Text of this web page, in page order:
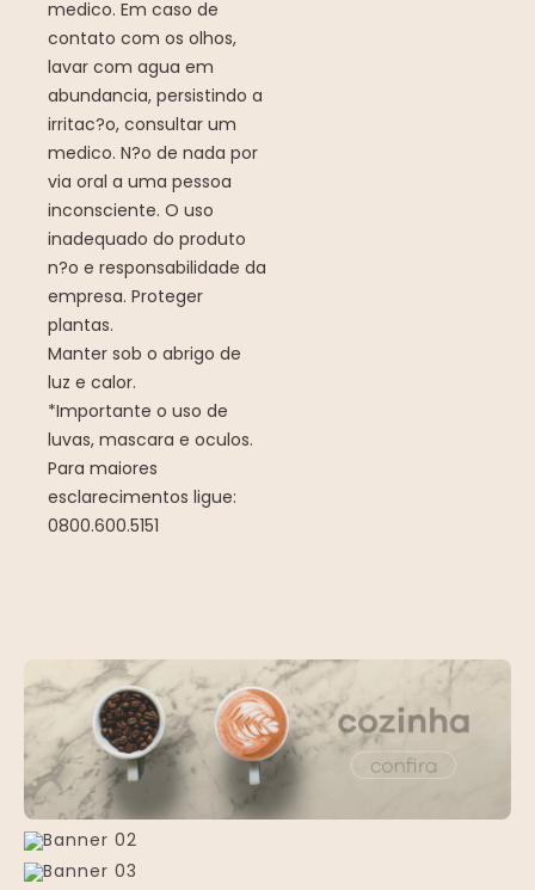
medico. Em caso de
contato com os olhos,
lavar com agua em
abundancia, persistindo a
irritac?o, consultar um
medico. N?o de nada por
via oral a uma pessoa
inconsciente. O uso
inadequado do produto
n?o e responsabilidade da
empresa. Proteger
plantas.
Manter sob o abrigo de
luz e calor.
*Importante o uso de
luvas, mascara e oculos.
Para maiores
esclarecimentos ligue:
0800.600.5151